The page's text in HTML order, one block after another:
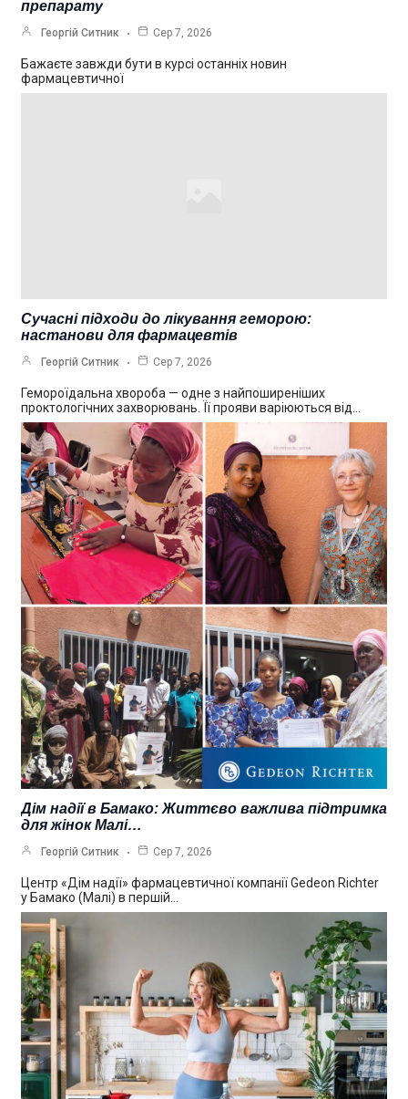
препарату
Георгій Ситник Сер 7, 2026
Бажаєте завжди бути в курсі останніх новин
фармацевтичної
Сучасні підходи до лікування геморою:
настанови для фармацевтів
Георгій Ситник Сер 7, 2026
Гемороїдальна хвороба — одне з найпоширеніших
проктологічних захворювань. Її прояви варіюються від…
Дім надії в Бамако: Життєво важлива підтримка
для жінок Малі…
Георгій Ситник Сер 7, 2026
Центр «Дім надії» фармацевтичної компанії Gedeon Richter
у Бамако (Малі) в першій…